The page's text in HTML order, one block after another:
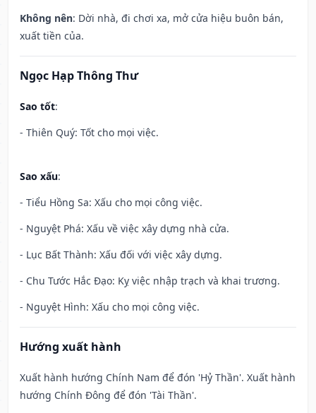
Không nên: Dời nhà, đi chơi xa, mở cửa hiệu buôn bán,
xuất tiền của.
Ngọc Hạp Thông Thư
Sao tốt:
- Thiên Quý: Tốt cho mọi việc.
Sao xấu:
- Tiểu Hồng Sa: Xấu cho mọi công việc.
- Nguyệt Phá: Xấu về việc xây dựng nhà cửa.
- Lục Bất Thành: Xấu đối với việc xây dựng.
- Chu Tước Hắc Đạo: Kỵ việc nhập trạch và khai trương.
- Nguyệt Hình: Xấu cho mọi công việc.
Hướng xuất hành
Xuất hành hướng Chính Nam để đón 'Hỷ Thần'. Xuất hành
hướng Chính Đông để đón 'Tài Thần'.